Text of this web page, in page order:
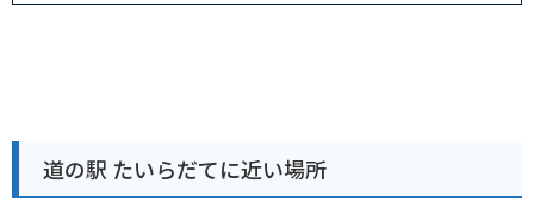
道の駅 たいらだてに近い場所